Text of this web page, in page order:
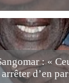
: «
d’en